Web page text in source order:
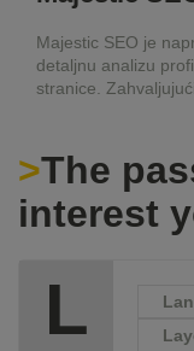
Majestic SEO je
detaljnu analizu
stranice.
The
interest
L